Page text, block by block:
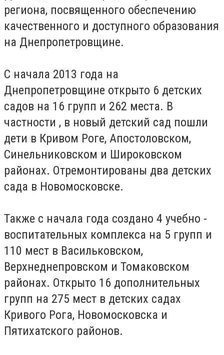
региона, посвященного обеспечению
качественного и доступного образования
на Днепропетровщине.
С начала 2013 года на
Днепропетровщине открыто 6 детских
садов на 16 групп и 262 места. В
частности , в новый детский сад пошли
дети в Кривом Роге, Апостоловском,
Синельниковском и Широковском
районах. Отремонтированы два детских
сада в Новомосковске.
Также с начала года создано 4 учебно -
воспитательных комплекса на 5 групп и
110 мест в Васильковском,
Верхнеднепровском и Томаковском
районах. Открыто 16 дополнительных
групп на 275 мест в детских садах
Кривого Рога, Новомосковска и
Пятихатского районов.